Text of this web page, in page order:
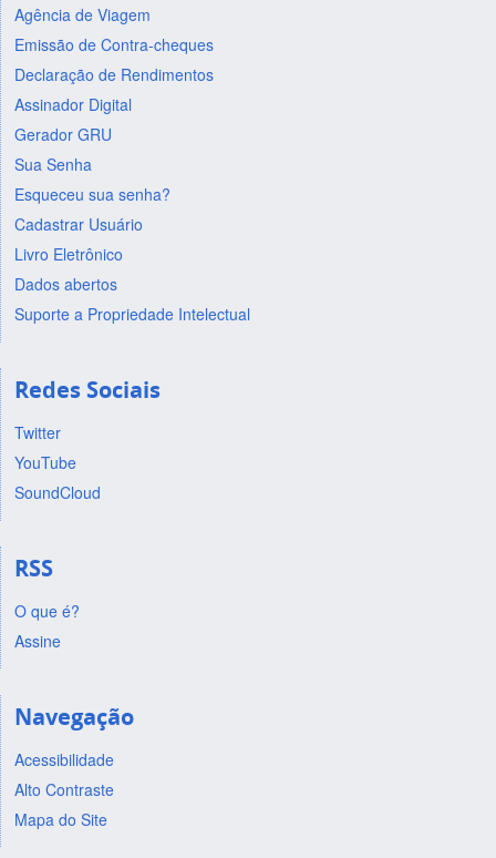
Agência de Viagem
Emissão de Contra-cheques
Declaração de Rendimentos
Assinador Digital
Gerador GRU
Sua Senha
Esqueceu sua senha?
Cadastrar Usuário
Livro Eletrônico
Dados abertos
Suporte a Propriedade Intelectual
Redes Sociais
Twitter
YouTube
SoundCloud
RSS
O que é?
Assine
Navegação
Acessibilidade
Alto Contraste
Mapa do Site